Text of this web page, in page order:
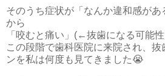
そのうち症状が「なんか違和感が
から
「咬むと痛い」(←抜歯になる可能性
この段階で歯科医院に来院され、
ンを私は何度も見てきました😭